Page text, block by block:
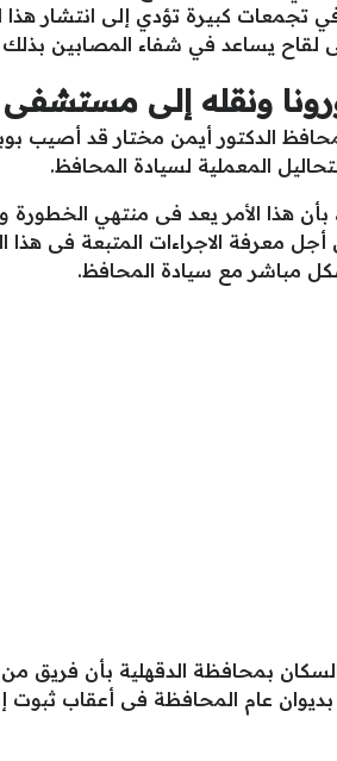
في تجمعات كبيرة تؤدي إلى انتشار
لقاح يساعد في شفاء المصابين بذلك
ونقله إلى
المعملية لسيادة المحافظ.
هذا الأمر يعد فى منتهي
الاجراءات المتبعة فى هذا
مباشر مع سيادة المحافظ.
بمحافظة الدقهلية بأن فريق من
عام المحافظة فى أعقاب ثبوت